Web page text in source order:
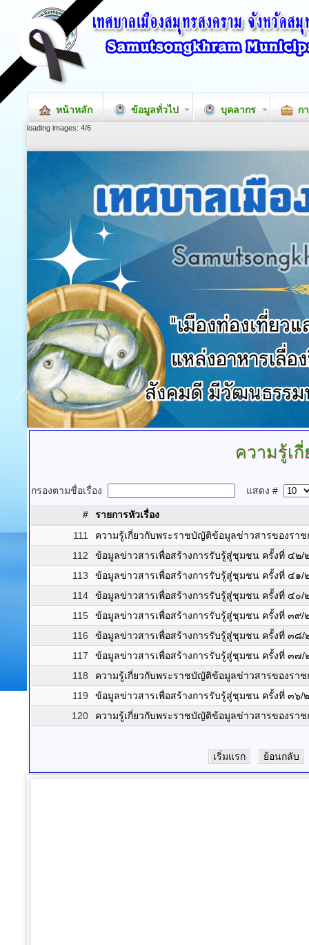
หน้าหลัก ข้อมูลทั่วไป บุคลากร ก
loading images: 4/6
ความรู้เ
กรองตามชื่อเรื่อง แสดง #
#
รายการหัวเรื่อง
111
ความรู้เกี่ยวกับพระราชบัญัติข้อมูลข่าวสารของร
112
ข้อมูลข่าวสารเพื่อสร้างการรับรู้สู่ชุมชน ครั้งที่ ๔๒
113
ข้อมูลข่าวสารเพื่อสร้างการรับรู้สู่ชุมชน ครั้งที่ ๔๑
114
ข้อมูลข่าวสารเพื่อสร้างการรับรู้สู่ชุมชน ครั้งที่ ๔๐
115
ข้อมูลข่าวสารเพื่อสร้างการรับรู้สู่ชุมชน ครั้งที่ ๓๙
116
ข้อมูลข่าวสารเพื่อสร้างการรับรู้สู่ชุมชน ครั้งที่ ๓๘
117
ข้อมูลข่าวสารเพื่อสร้างการรับรู้สู่ชุมชน ครั้งที่ ๓๗
118
ความรู้เกี่ยวกับพระราชบัญัติข้อมูลข่าวสารของร
119
ข้อมูลข่าวสารเพื่อสร้างการรับรู้สู่ชุมชน ครั้งที่ ๓๖
120
ความรู้เกี่ยวกับพระราชบัญัติข้อมูลข่าวสารของร
เริ่มแรก ย้อนกลับ